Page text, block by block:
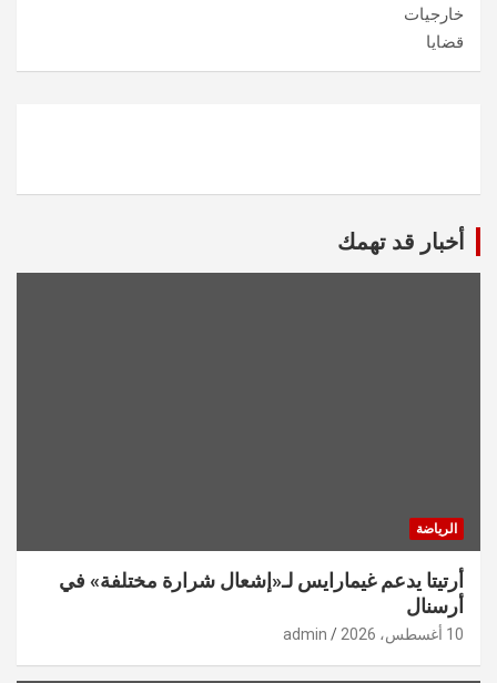
خارجيات
قضايا
أخبار قد تهمك
الرياضة
أرتيتا يدعم غيمارايس لـ«إشعال شرارة مختلفة» في
أرسنال
10 أغسطس، 2026 admin